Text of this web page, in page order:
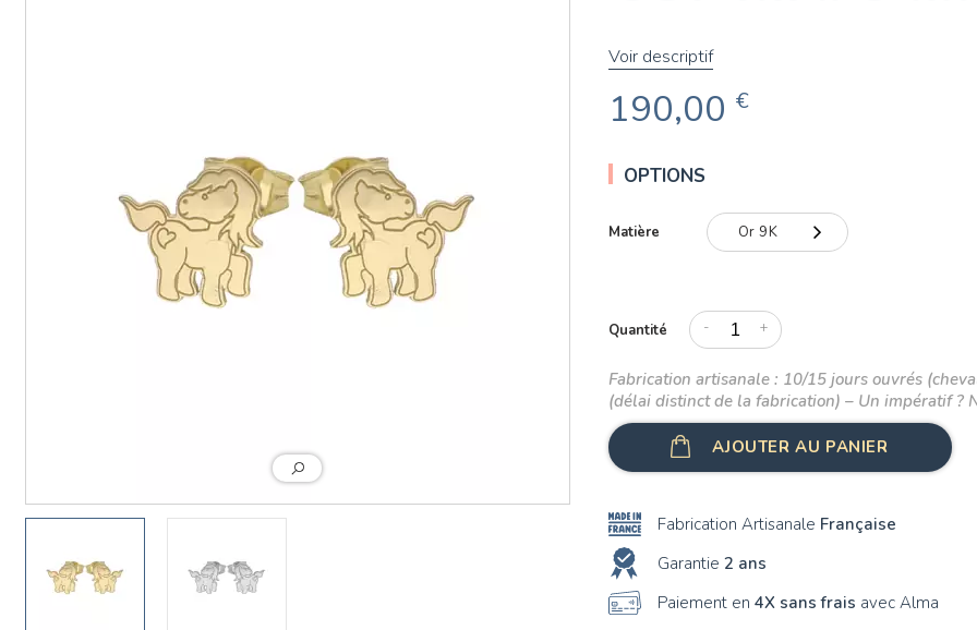
Voir descriptif
190,00 €
OPTIONS
Matière Or 9K
Or 18K
Quantité - +
Fabrication artisanale : 10/15 jours ouvrés
(délai distinct de la fabrication) – Un impératif ?
AJOUTER AU PANIER
Fabrication Artisanale Française
Garantie 2 ans
Paiement en 4X sans frais avec Alma